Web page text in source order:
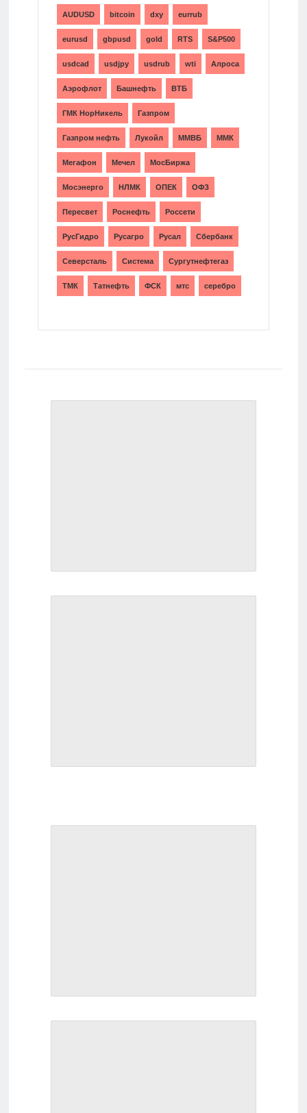
AUDUSD bitcoin dxy eurrub
eurusd gbpusd gold RTS S&P500
usdcad usdjpy usdrub wti Алроса
Аэрофлот Башнефть ВТБ
ГМК НорНикель Газпром
Газпром нефть Лукойл ММВБ ММК
Мегафон Мечел МосБиржа
Мосэнерго НЛМК ОПЕК ОФЗ
Пересвет Роснефть Россети
РусГидро Русагро Русал Сбербанк
Северсталь Система Сургутнефтегаз
ТМК Татнефть ФСК мтс серебро